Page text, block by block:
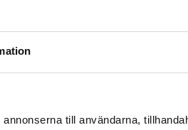
till användarna,
Kedjemodell